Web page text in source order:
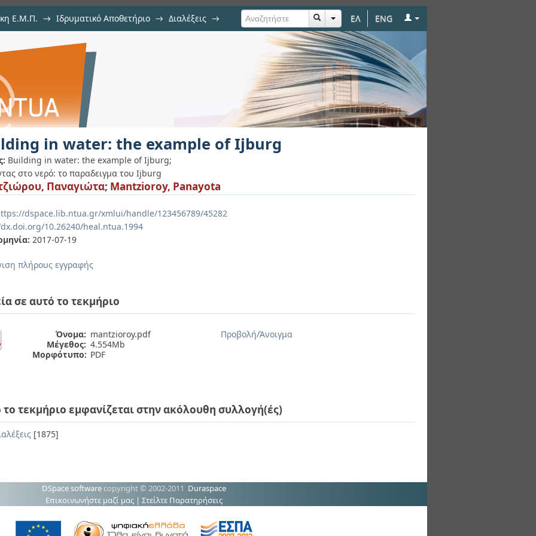
ΕΛ ENG
Ε.Μ.Π. → Ιδρυματικό Αποθετήριο → Διαλέξεις →
example of Ijburg
in water: the example of Ijburg
Building in water: the example of Ijburg;
στο νερό: το παραδειγμα του Ijburg
Παναγιώτα; Mantzioroy, Panayota
dspace.lib.ntua.gr/xmlui/handle/123456789/45282
10.26240/heal.ntua.1994
2017-07-19
πλήρους εγγραφής
σε αυτό το τεκμήριο
Όνομα: mantzioroy.pdf
Μέγεθος: 4.554Mb
Μορφότυπο: PDF
Προβολή/Άνοιγμα
το τεκμήριο εμφανίζεται στην ακόλουθη συλλογή(ές)
[1875]
DSpace software copyright © 2002-2011 Duraspace
Επικοινωνήστε μαζί μας | Στείλτε Παρατηρήσεις